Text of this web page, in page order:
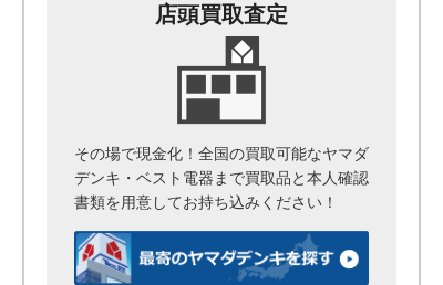
店頭買取査定
その場で現金化！全国の買取可能なヤマダ
デンキ・ベスト電器まで買取品と本人確認
書類を用意してお持ち込みください！